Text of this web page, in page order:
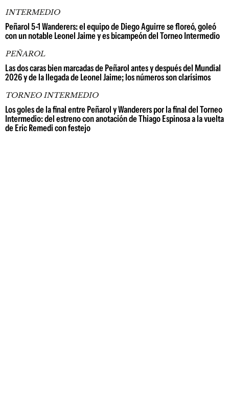
INTERMEDIO
Peñarol 5-1 Wanderers: el equipo de Diego Aguirre se floreó, goleó
con un notable Leonel Jaime y es bicampeón del Torneo Intermedio
PEÑAROL
Las dos caras bien marcadas de Peñarol antes y después del Mundial
2026 y de la llegada de Leonel Jaime; los números son clarísimos
TORNEO INTERMEDIO
Los goles de la final entre Peñarol y Wanderers por la final del Torneo
Intermedio: del estreno con anotación de Thiago Espinosa a la vuelta
de Eric Remedi con festejo